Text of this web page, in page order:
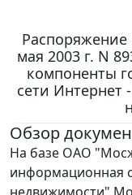
Распоряжение
мая 2003 г. N
компоненты
сети Интернет
Обзор
На базе ОАО
информационная